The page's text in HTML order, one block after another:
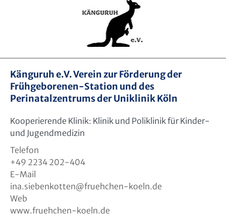
Känguruh e.V. Verein zur Förderung der
Frühgeborenen-Station und des
Perinatalzentrums der Uniklinik Köln
Kooperierende Klinik: Klinik und Poliklinik für Kinder-
und Jugendmedizin
Telefon
+49 2234 202-404
E-Mail
ina.siebenkotten@fruehchen-koeln.de
Web
www.fruehchen-koeln.de